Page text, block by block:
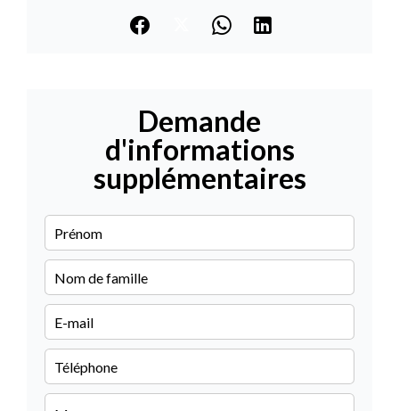
Demande
d'informations
supplémentaires